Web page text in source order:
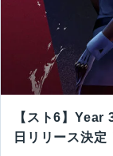
【スト6】Year
日リリース決定